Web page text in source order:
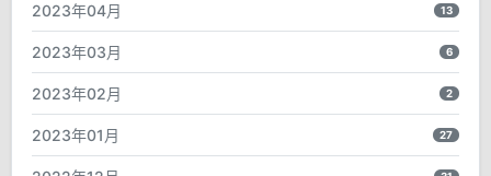
2023年04月 13
2023年03月 6
2023年02月 2
2023年01月 27